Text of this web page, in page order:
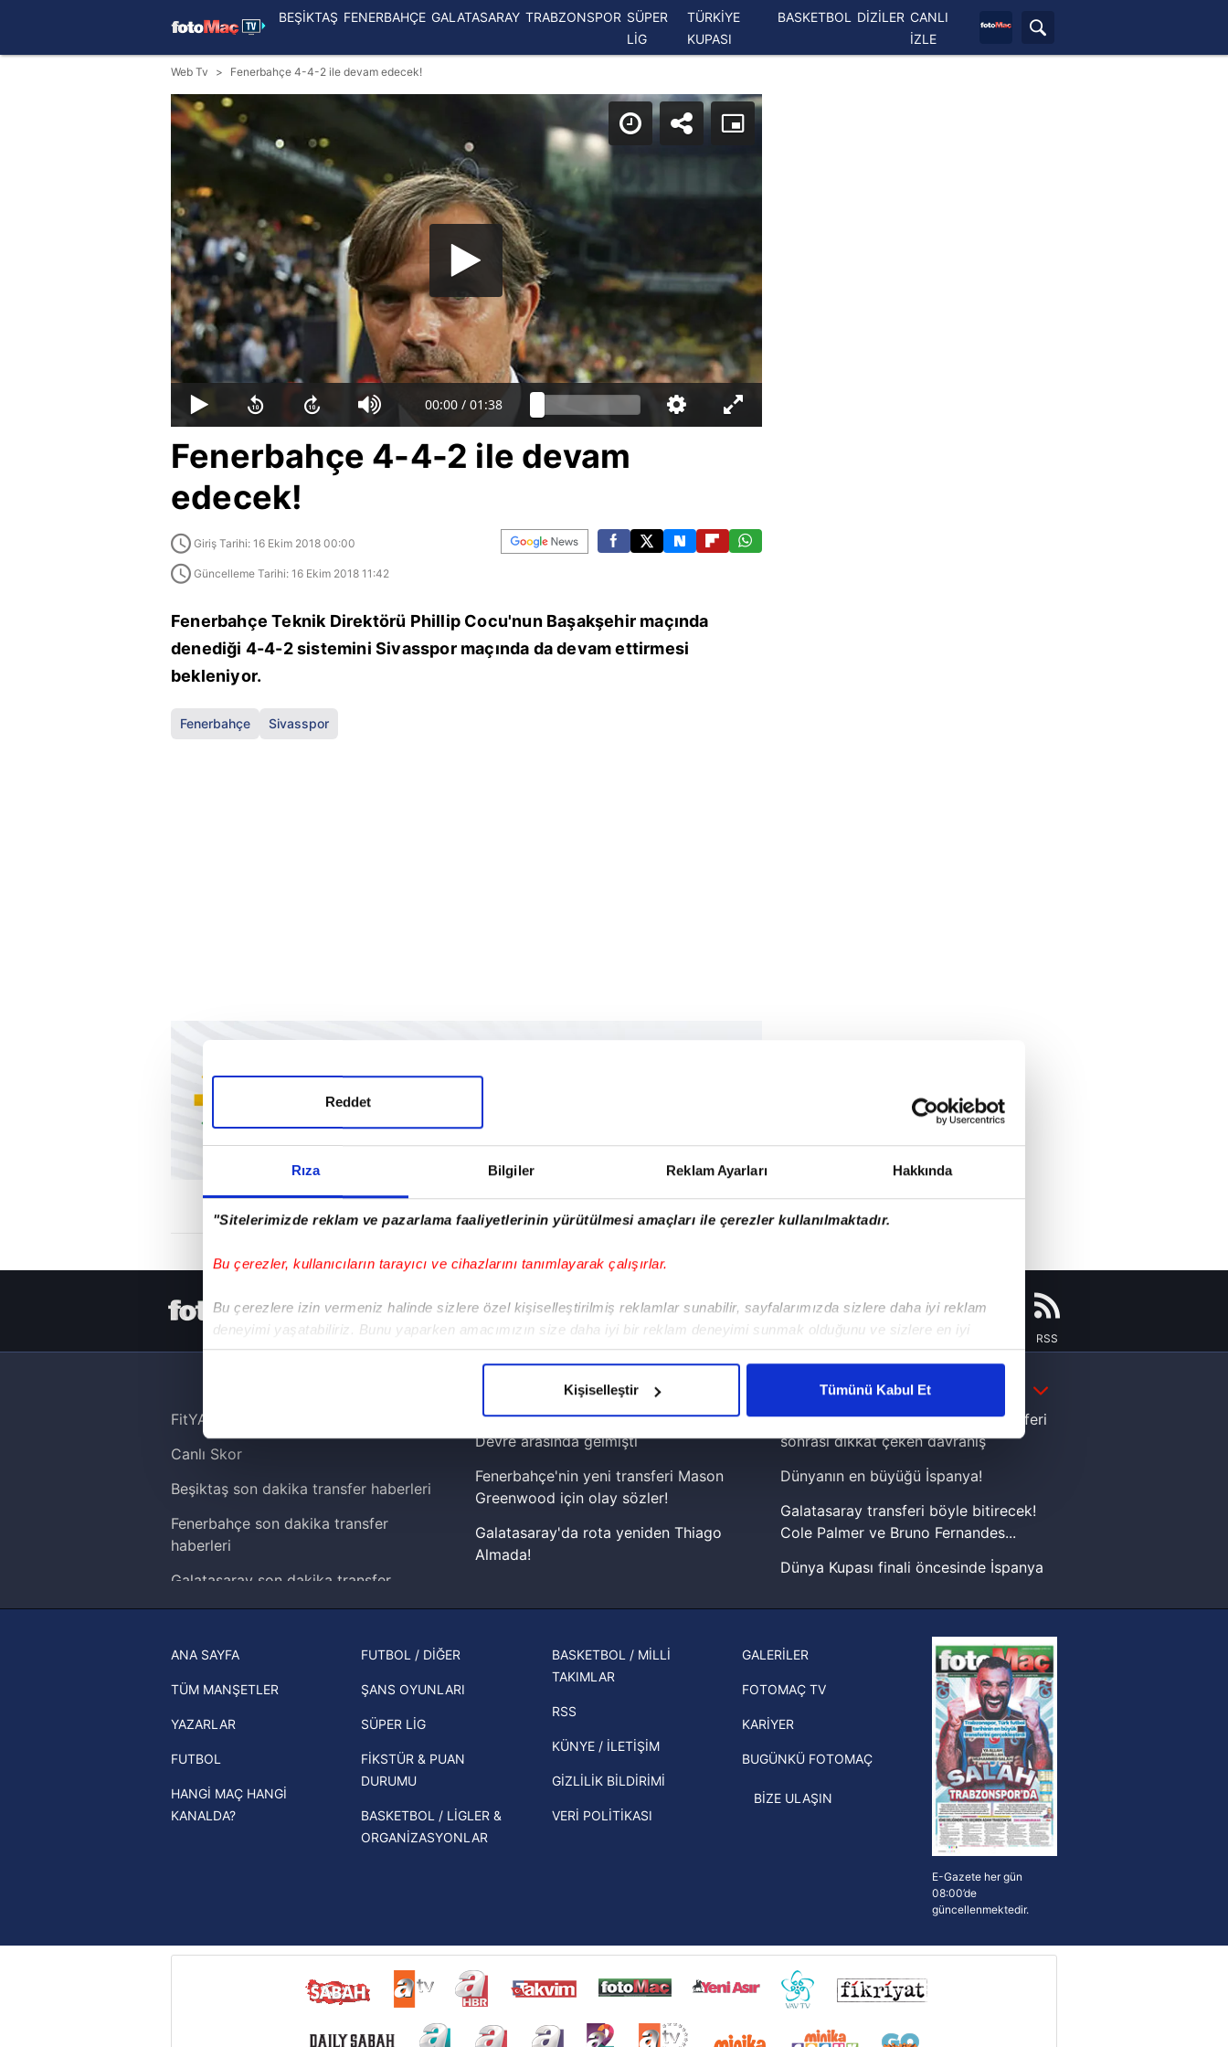
Rıza Bilgiler Reklam Ayarları Hakkında
"Sitelerimizde reklam ve pazarlama faaliyetlerinin yürütülmesi amaçları ile çerezler kullanılmaktadır.
Bu çerezler, kullanıcıların tarayıcı ve cihazlarını tanımlayarak çalışırlar.
Bu çerezlere izin vermeniz halinde sizlere özel kişiselleştirilmiş reklamlar sunabilir, sayfalarımızda sizlere daha iyi reklam
deneyimi yaşatabiliriz. Bunu yaparken amacımızın size daha iyi bir reklam deneyimi sunmak olduğunu ve sizlere en iyi
içerikleri sunabilmek adına elimizden gelen çabayı gösterdiğimizi ve bu noktada, reklamların maliyetlerimizi karşılamak
Her halükârda, kullanıcılar, bu çerezlere izin vermedikleri takdirde, kullanıcılara hedefli reklamlar gösterilmeyecektir."
Sizlere daha iyi bir hizmet sunabilmek için İnternet Sitemizde kendimize ve üçüncü kişilere ait çerezler kullanılmaktadır. Bu
çerezler vasıtasıyla çeşitli kişisel verileriniz işlenmekte olup gerekli olan çerezler bilgi toplumu hizmetlerinin sunulması
amacıyla kullanılmaktadır. Diğer çerezler, sitemizin daha işlevsel kılınması ve kişiselleştirilmesi ve sizlere yönelik
reklam/pazarlama faaliyetlerinin yapılması, amaçlarıyla sınırlı olarak açık rızanız dahilinde kullanılacaktır.
Çerezlere ilişkin tercihlerinizi aşağıda yer alan panel vasıtasıyla belirleyebilirsiniz. Çerezlere ilişkin detaylı bilgi için Ayarlar
6698 sayılı Kişisel Verilerin Korunması Kanunu uyarınca hazırlanmış Aydınlatma Metnimizi okumak ve sitemizde ilgili
mevzuata uygun olarak kullanılan çerezlerle ilgili bilgi almak için lütfentıklayınız
Reddet
Kişiselleştir Tümünü Kabul Et
BEŞİKTAŞ FENERBAHÇE GALATASARAY TRABZONSPOR SÜPER
LİG
TÜRKİYE
KUPASI
BASKETBOL DİZİLER CANLI
İZLE
Web Tv Fenerbahçe 4-4-2 ile devam edecek!
00:00 / 01:38
Fenerbahçe 4-4-2 ile devam
edecek!
Giriş Tarihi: 16 Ekim 2018 00:00
Güncelleme Tarihi: 16 Ekim 2018 11:42
Fenerbahçe Teknik Direktörü Phillip Cocu'nun Başakşehir maçında
denediği 4-4-2 sistemini Sivasspor maçında da devam ettirmesi
bekleniyor.
Fenerbahçe Sivasspor
HER YERDE!
RSS
DAHA FAZLA
FitYAŞA
Canlı Skor
Beşiktaş son dakika transfer haberleri
Fenerbahçe son dakika transfer
haberleri
Galatasaray son dakika transfer
haberleri
Trendyol Süper Lig haberleri
Ziraat Türkiye Kupası haberleri
UEFA Şampiyonlar Ligi haberleri
UEFA Avrupa Ligi haberleri
UEFA Konferans Ligi haberleri
Fenerbahçe'de sürpriz ayrılık ihtimali!
Devre arasında gelmişti
Fenerbahçe'nin yeni transferi Mason
Greenwood için olay sözler!
Galatasaray'da rota yeniden Thiago
Almada!
muhtemel rakibi belli oldu! Gornik
İspanya-Arjantin finalinin ardından dış
Beşiktaş'ın UEFA Avrupa Ligi'nde 3. Ön
Eleme Turu muhtemel rakipleri belli
Lamine Yamal'dan Dünya Kupası zaferi
sonrası dikkat çeken davranış
Dünyanın en büyüğü İspanya!
Galatasaray transferi böyle bitirecek!
Cole Palmer ve Bruno Fernandes...
Dünya Kupası finali öncesinde İspanya
şampiyonluk yüzüğü verilecek
Hernan Crespo, Meksika Ligi
ekiplerinden Atlas'ın yeni teknik
direktörü oldu
ANA SAYFA
TÜM MANŞETLER
YAZARLAR
FUTBOL
HANGİ MAÇ HANGİ
KANALDA?
FUTBOL / DİĞER
ŞANS OYUNLARI
SÜPER LİG
FİKSTÜR & PUAN
DURUMU
BASKETBOL / LİGLER &
ORGANİZASYONLAR
BASKETBOL / MİLLİ
TAKIMLAR
RSS
KÜNYE / İLETİŞİM
GİZLİLİK BİLDİRİMİ
VERİ POLİTİKASI
GALERİLER
FOTOMAÇ TV
KARİYER
BUGÜNKÜ FOTOMAÇ
BİZE ULAŞIN
E-Gazete her gün
08:00’de
güncellenmektedir.